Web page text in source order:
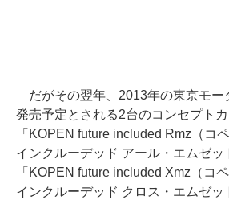
だがその翌年、2013年の東京モー
発売予定とされる2台のコンセプトカ
「KOPEN future included Rmz（コ
インクルーデッド アール・エムゼッ
「KOPEN future included Xmz（コ
インクルーデッド クロス・エムゼッ